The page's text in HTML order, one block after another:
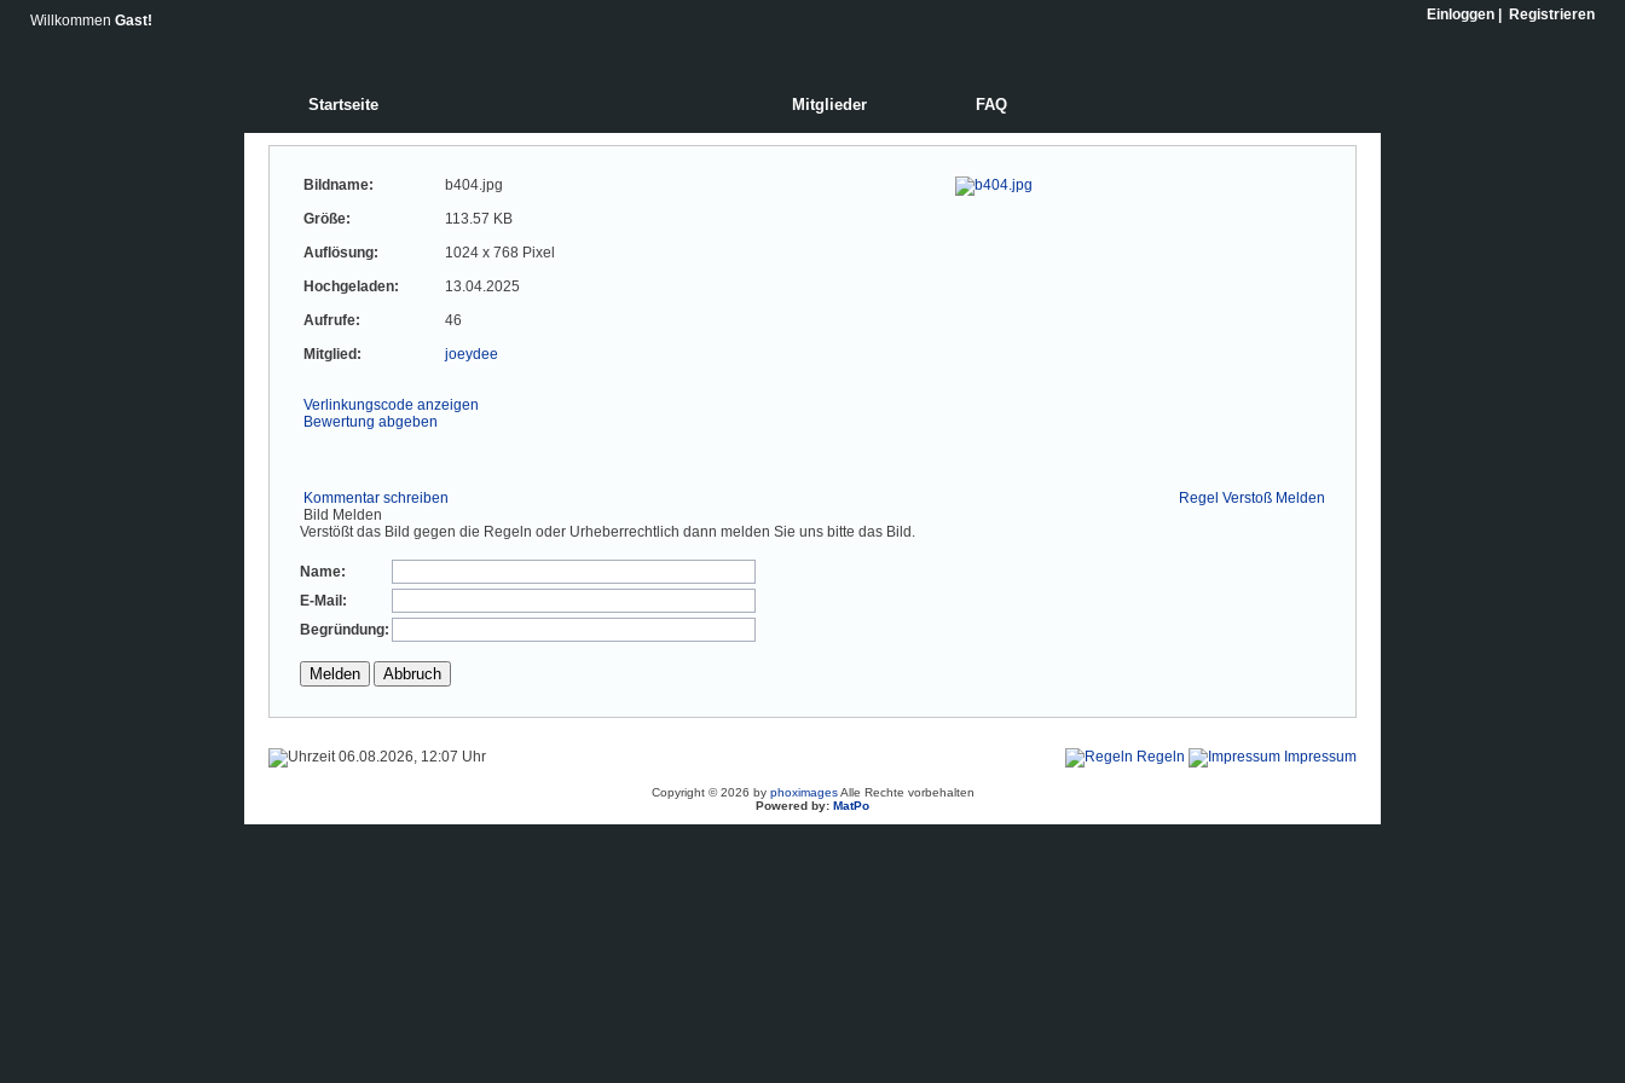
Willkommen Gast! Einloggen Registrieren
Startseite Mitglieder FAQ
Bildname:
b404.jpg
Größe:
113.57 KB
Auflösung:
1024 x 768 Pixel
Hochgeladen:
13.04.2025
Aufrufe:
46
Mitglied:
joeydee
Verlinkungscode anzeigen
Bewertung abgeben
Kommentar schreiben
Regel Verstoß Melden
Bild Melden
Verstößt das Bild gegen die Regeln oder Urheberrechtlich dann melden Sie uns bitte das Bild.
Name:
E-Mail:
Begründung:
06.08.2026, 12:07 Uhr Regeln Impressum
Copyright © 2026 by phoximagesAlle Rechte vorbehalten
Powered by: MatPo